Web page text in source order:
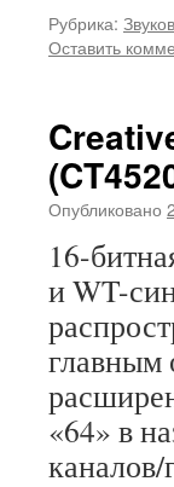
Рубрика:
Оставить
Опубликовано
16-
и WT-
главным
«64» в